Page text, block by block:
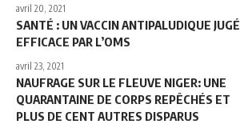
avril 20, 2021
SANTÉ : UN VACCIN ANTIPALUDIQUE JUGÉ
EFFICACE PAR L’OMS
avril 23, 2021
NAUFRAGE SUR LE FLEUVE NIGER: UNE
QUARANTAINE DE CORPS REPÊCHÉS ET
PLUS DE CENT AUTRES DISPARUS